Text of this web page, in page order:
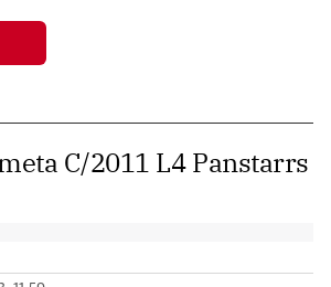
C/2011 L4 Panstarrs